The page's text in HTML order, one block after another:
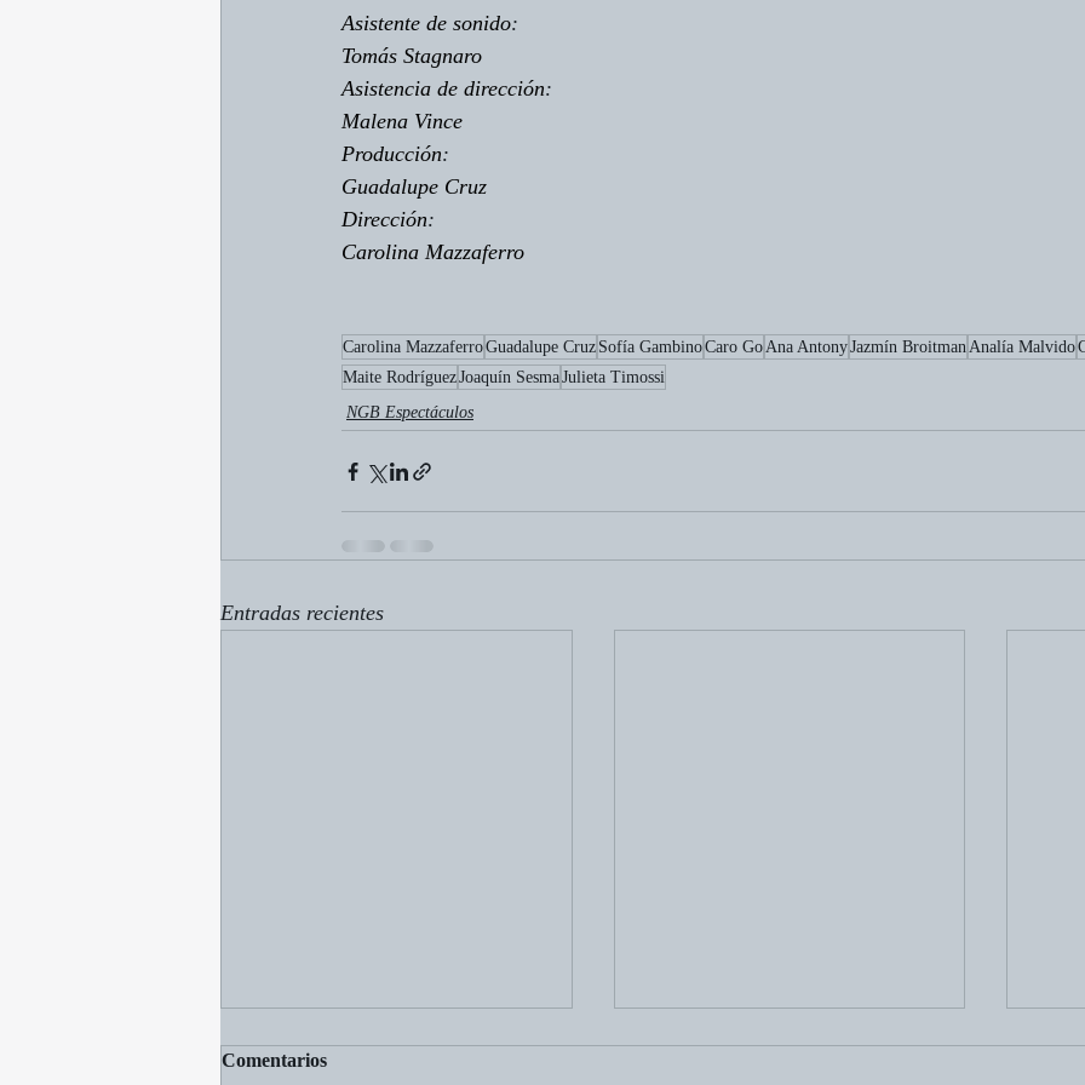
Asistente de sonido:
Tomás Stagnaro
Asistencia de dirección:
Malena Vince
Producción:
Guadalupe Cruz
Dirección:
Carolina Mazzaferro
Carolina MazzaferroGuadalupe Cruz Sofía GambinoCaro GoAna AntonyJazmín BroitmanAnalía Malvido
Maite RodríguezJoaquín SesmaJulieta Timossi
NGB Espectáculos
Entradas recientes
Comentarios